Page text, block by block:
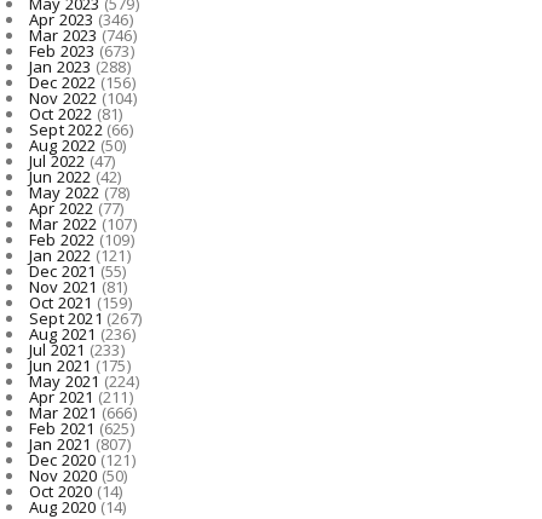
Apr 2023 (346)
Mar 2023 (746)
Feb 2023 (673)
Jan 2023 (288)
Dec 2022(156)
Nov 2022 (104)
Oct 2022 (81)
Sept 2022(66)
Aug 2022 (50)
Jul 2022 (47)
Jun 2022(42)
May 2022(78)
Apr 2022 (77)
Mar 2022(107)
Feb 2022 (109)
Jan 2022 (121)
Dec 2021 (55)
Nov 2021 (81)
Oct 2021 (159)
Sept 2021 (267)
Aug 2021 (236)
Jul 2021 (233)
Jun 2021(175)
May 2021(224)
Apr 2021 (211)
Mar 2021 (666)
Feb 2021 (625)
Jan 2021 (807)
Dec 2020(121)
Nov 2020 (50)
Oct 2020 (14)
Aug 2020(14)